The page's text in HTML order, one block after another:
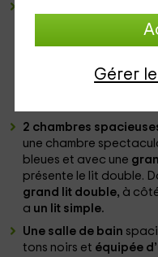
Gérer
est
un plan de travail en
vous trouverez un
aussi les principaux
2 chambres
une chambre
bleues et avec une
présente le lit double.
grand lit double, à
a un lit simple.
Une salle de bain
tons noirs et équipée